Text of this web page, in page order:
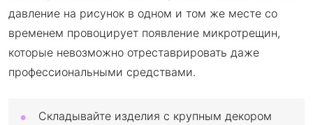
давление на рисунок в одном и том же месте со
временем провоцирует появление микротрещин,
которые невозможно отреставрировать даже
профессиональными средствами.
Складывайте изделия с крупным декором